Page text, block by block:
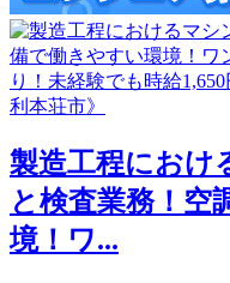
製造工程におけ
と検査業務！空
境！ワ...